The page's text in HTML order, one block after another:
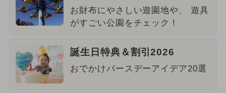
お財布にやさしい遊園地や、 遊具
がすごい公園をチェック！
誕生日特典＆割引2026
おでかけバースデーアイデア20選